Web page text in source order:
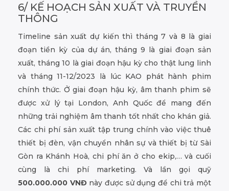
6/ KẾ HOẠCH SẢN XUẤT VÀ TRUYỀN
THÔNG
Timeline sản xuất dự kiến thì tháng 7 và 8 là giai
đoạn tiền kỳ của dự án, tháng 9 là giai đoạn sản
xuất, tháng 10 là giai đoạn hậu kỳ cho thật lung linh
và tháng 11-12/2023 là lúc KAO phát hành phim
chính thức. Ở giai đoạn hậu kỳ, âm thanh phim sẽ
được xử lý tại London, Anh Quốc để mang đến
những trải nghiệm âm thanh tốt nhất cho khán giả.
Các chi phí sản xuất tập trung chính vào việc thuê
thiết bị đèn, vận chuyển nhân sự và thiết bị từ Sài
Gòn ra Khánh Hoà, chi phí ăn ở cho ekip,… và cuối
cùng là chi phí marketing. Và lần gọi quỹ
500.000.000 VNĐnày được sử dụng để chi trả một